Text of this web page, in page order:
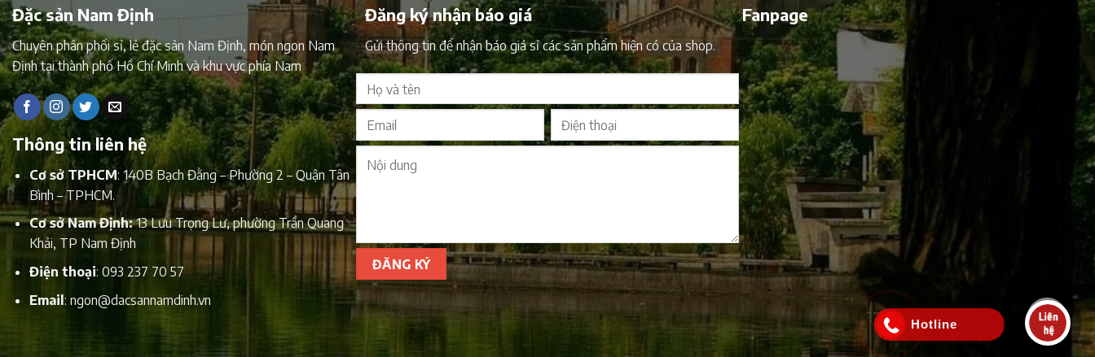
Đặc sản Nam Định
Chuyên phân phối sỉ, lẻ đặc sản Nam Định, món ngon Nam
Định tại thành phố Hồ Chí Minh và khu vực phía Nam
Thông tin liên hệ
Cơ sở TPHCM: 140B Bạch Đằng – Phường 2 – Quận Tân
Bình – TPHCM.
Cơ sở Nam Định:13 Lưu Trọng Lư, phường Trần Quang
Khải, TP Nam Định
Điện thoại: 093 237 70 57
Email: ngon@dacsannamdinh.vn
Đăng ký nhận báo giá
Gửi thông tin để nhận báo giá sỉ các sản phẩm hiện có của shop.
Fanpage
Hotline